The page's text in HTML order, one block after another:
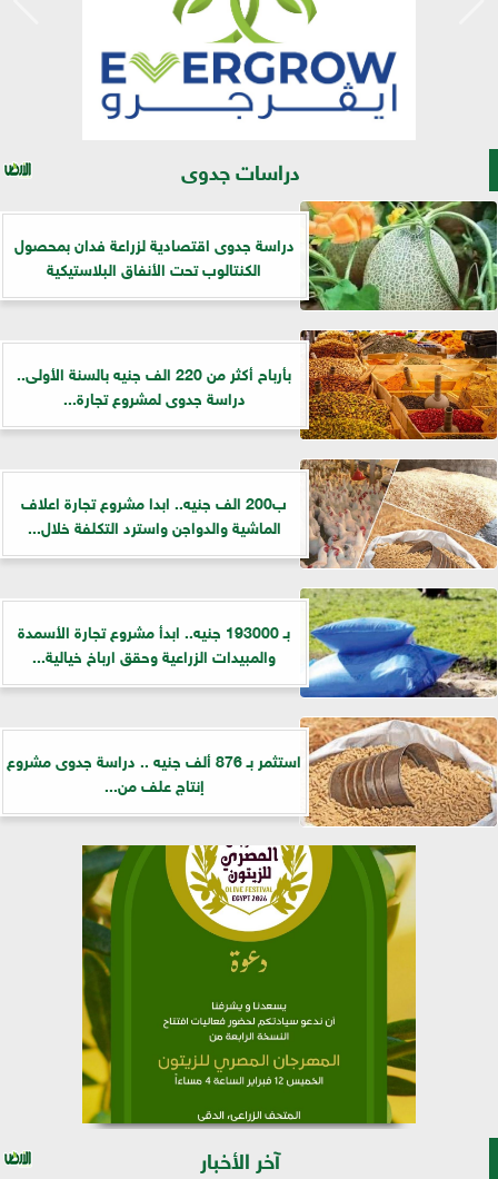
دراسات جدوى
دراسة جدوى اقتصادية لزراعة فدان بمحصول
الكنتالوب تحت الأنفاق البلاستيكية
بأرباح أكثر من 220 الف جنيه بالسنة الأولى..
دراسة جدوى لمشروع تجارة...
ب200 الف جنيه.. ابدا مشروع تجارة اعلاف
الماشية والدواجن واسترد التكلفة خلال...
بـ 193000 جنيه.. ابدأ مشروع تجارة الأسمدة
والمبيدات الزراعية وحقق ارباخ خيالية...
استثمر بـ 876 ألف جنيه .. دراسة جدوى مشروع
إنتاج علف من...
آخر الأخبار